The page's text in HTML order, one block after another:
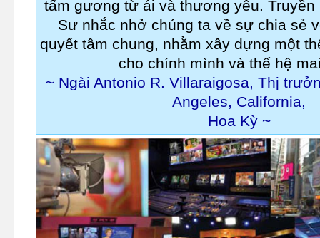
tấm gương từ ái và thương yêu.
Sư nhắc nhở chúng ta về sự chia sẻ
quyết tâm chung, nhằm xây dựng một
cho chính mình và thế hệ
~ Ngài Antonio R. Villaraigosa, Thị
Angeles, California,
Hoa Kỳ ~